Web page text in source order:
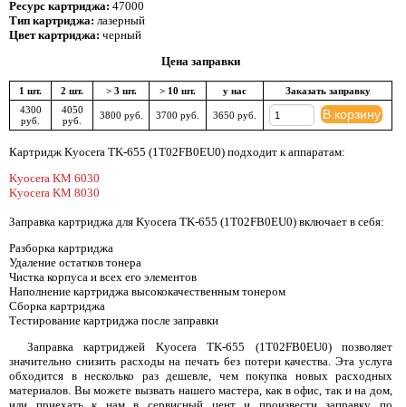
Ресурс картриджа: 47000
Тип картриджа: лазерный
Цвет картриджа: черный
Цена заправки
1 шт. 2 шт. > 3 шт. > 10 шт. у нас
Заказать заправку
4300
руб.
4050
руб.
3800 руб. 3700 руб. 3650 руб. В корзину
Картридж Kyocera TK-655 (1T02FB0EU0) подходит к аппаратам:
Kyocera KM 6030
Kyocera KM 8030
Заправка картриджа для Kyocera TK-655 (1T02FB0EU0) включает в себя:
Разборка картриджа
Удаление остатков тонера
Чистка корпуса и всех его элементов
Наполнение картриджа высококачественным тонером
Сборка картриджа
Тестирование картриджа после заправки
Заправка картриджей Kyocera TK-655 (1T02FB0EU0) позволяет
значительно снизить расходы на печать без потери качества. Эта услуга
обходится в несколько раз дешевле, чем покупка новых расходных
материалов. Вы можете вызвать нашего мастера, как в офис, так и на дом,